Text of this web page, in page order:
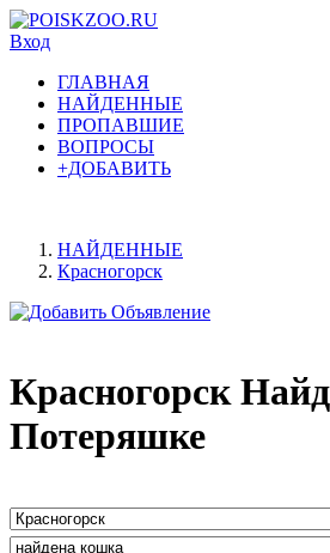
Вход
ГЛАВНАЯ
НАЙДЕННЫЕ
ПРОПАВШИЕ
ВОПРОСЫ
+ДОБАВИТЬ
НАЙДЕННЫЕ
Красногорск
Красногорск
Потеряшке